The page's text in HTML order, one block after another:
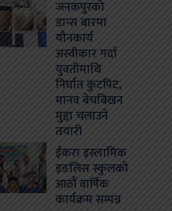
जनकपुरको
डान्स बारमा
यौनकार्य
अस्वीकार गर्दा
युवतीमाथि
निर्घात कुटपिट,
मानव बेचबिखन
मुद्दा चलाउने
तयारी
ईकरा इस्लामिक
इङलिस स्कुलको
आठौं वार्षिक
कार्यक्रम सम्पन्न